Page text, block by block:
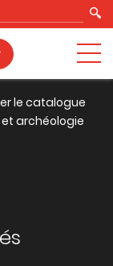
le catalogue
archéologie